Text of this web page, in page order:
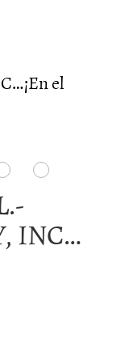
el
INC…